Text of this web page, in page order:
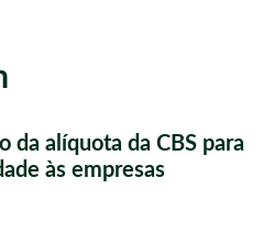
da alíquota da CBS para
às empresas